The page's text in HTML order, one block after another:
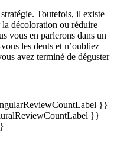
Toutefois, il existe
décoloration ou réduire
vous en parlerons dans un
les dents et n’oubliez
avez terminé de déguster
}}
}}